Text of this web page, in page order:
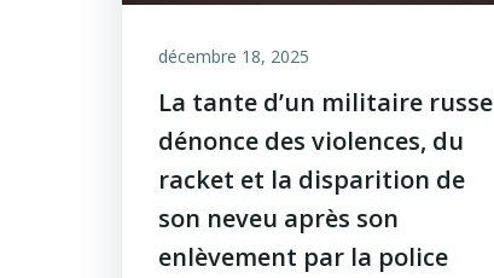
décembre 18, 2025
La tante d’un militaire russe
dénonce des violences, du
racket et la disparition de
son neveu après son
enlèvement par la police